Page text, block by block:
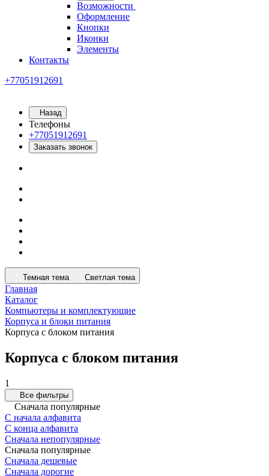
Возможности
Оформление
Кнопки
Иконки
Элементы
Контакты
+77051912691
Назад
Телефоны
+77051912691
Заказать звонок
Темная тема Светлая тема
Главная
Каталог
Компьютеры и комплектующие
Корпуса и блоки питания
Корпуса с блоком питания
Корпуса с блоком питания
1
Все фильтры
Сначала популярные
С начала алфавита
С конца алфавита
Сначала непопулярные
Сначала популярные
Сначала дешевые
Сначала дорогие